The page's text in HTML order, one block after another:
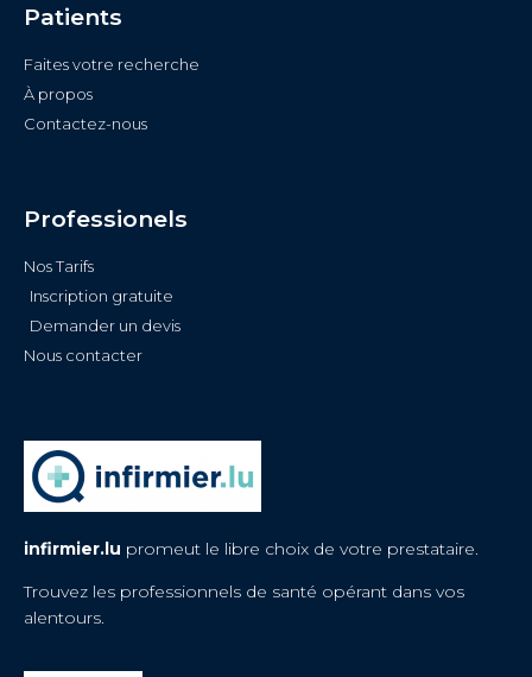
Patients
Faites votre recherche
À propos
Contactez-nous
Professionels
Nos Tarifs
Inscription gratuite
Demander un devis
Nous contacter
infirmier.lu promeut le libre choix de votre prestataire.
Trouvez les professionnels de santé opérant dans vos
alentours.